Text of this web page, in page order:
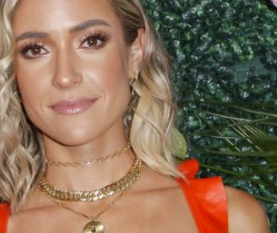
Lifestyle
Familie & Liebe
Promiflash Exklusiv
Alle Themen auf Promiflash
App runterladen